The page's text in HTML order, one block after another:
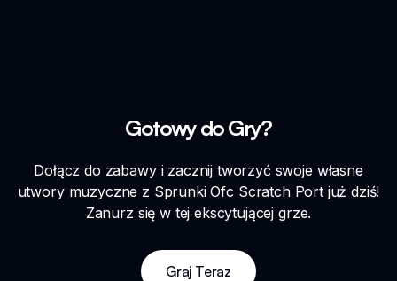
Gotowy do Gry?
Dołącz do zabawy i zacznij tworzyć swoje własne
utwory muzyczne z Sprunki Ofc Scratch Port już dziś!
Zanurz się w tej ekscytującej grze.
Graj Teraz